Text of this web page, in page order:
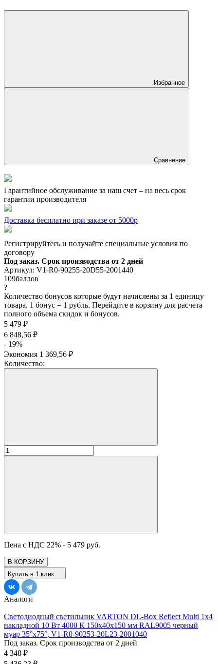
Избранное
Сравнение
Гарантийное обслуживание за наш счет – на весь срок
гарантии производителя
Доставка бесплатно при заказе от 5000р
Регистрируйтесь и получайте специальные условия по
договору
Под заказ. Срок производства от 2 дней
Артикул: V1-R0-90255-20D55-2001440
109баллов
?
Количество бонусов которые будут начислены за 1 единицу
товара. 1 бонус = 1 рубль. Перейдите в корзину для расчета
полного объема скидок и бонусов.
5 479 ₽
6 848,56 ₽
- 19%
Экономия 1 369,56 ₽
Количество:
Цена с НДС 22% - 5 479 руб.
В КОРЗИНУ
Купить в 1 клик
Аналоги
Светодиодный светильник VARTON DL-Box Reflect Multi 1x4
накладной 10 Вт 4000 К 150х40х150 мм RAL9005 черный
муар 35°x75°, V1-R0-90253-20L23-2001040
Под заказ. Срок производства от 2 дней
4 348 ₽